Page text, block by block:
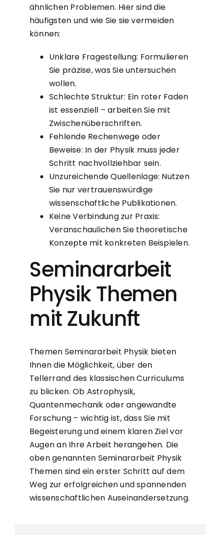
ähnlichen Problemen. Hier sind die
häufigsten und wie Sie sie vermeiden
können:
Unklare Fragestellung: Formulieren
Sie präzise, was Sie untersuchen
wollen.
Schlechte Struktur: Ein roter Faden
ist essenziell – arbeiten Sie mit
Zwischenüberschriften.
Fehlende Rechenwege oder
Beweise: In der Physik muss jeder
Schritt nachvollziehbar sein.
Unzureichende Quellenlage: Nutzen
Sie nur vertrauenswürdige
wissenschaftliche Publikationen.
Keine Verbindung zur Praxis:
Veranschaulichen Sie theoretische
Konzepte mit konkreten Beispielen.
Seminararbeit
Physik Themen
mit Zukunft
Themen Seminararbeit Physik bieten
Ihnen die Möglichkeit, über den
Tellerrand des klassischen Curriculums
zu blicken. Ob Astrophysik,
Quantenmechanik oder angewandte
Forschung – wichtig ist, dass Sie mit
Begeisterung und einem klaren Ziel vor
Augen an Ihre Arbeit herangehen. Die
oben genannten Seminararbeit Physik
Themen sind ein erster Schritt auf dem
Weg zur erfolgreichen und spannenden
wissenschaftlichen Auseinandersetzung.